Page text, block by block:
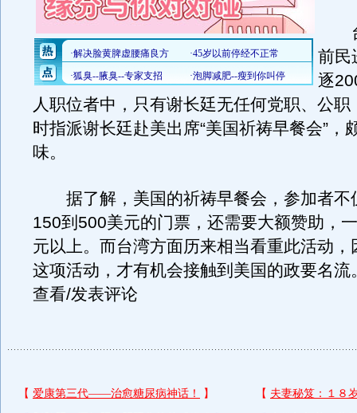
台
前民
逐
人职位者中，只有谢长廷无任何党职、公职
时指派谢长廷赴美出席“美国祈祷早餐会”，
味。
据了解，美国的祈祷早餐会，参加者不
150到500美元的门票，还需要大额赞助，
元以上。而台湾方面历来相当看重此活动，
这项活动，才有机会接触到美国的政要名流
查看/发表评论